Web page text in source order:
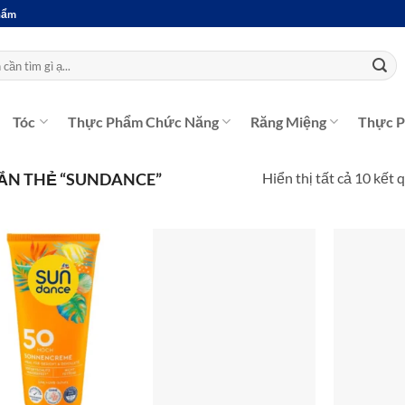
Tóc Thực Phẩm Chức Năng Răng Miệng Thực
THẺ “SUNDANCE” Hiển thị tất cả 10 kết